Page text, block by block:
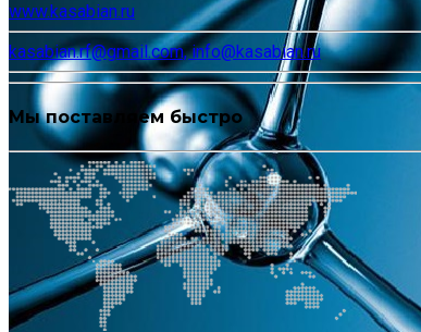
www.kasabian.ru
kasabian.rf@gmail.com, info@kasabian.ru
Мы поставляем быстро